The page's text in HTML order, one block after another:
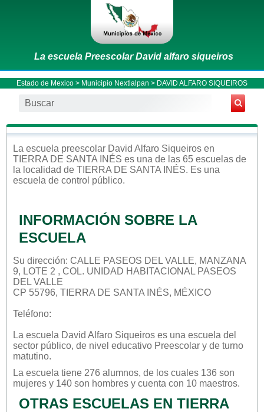
La escuela Preescolar David alfaro siqueiros
Estado de Mexico > Municipio Nextlalpan > DAVID ALFARO SIQUEIROS
La escuela preescolar David Alfaro Siqueiros en
TIERRA DE SANTA INÉS es una de las 65 escuelas de
la localidad de TIERRA DE SANTA INÉS. Es una
escuela de control público.
INFORMACIÓN SOBRE LA
ESCUELA
Su dirección: CALLE PASEOS DEL VALLE, MANZANA
9, LOTE 2 , COL. UNIDAD HABITACIONAL PASEOS
DEL VALLE
CP 55796, TIERRA DE SANTA INÉS, MÉXICO
Teléfono:
La escuela David Alfaro Siqueiros es una escuela del
sector público, de nivel educativo Preescolar y de turno
matutino.
La escuela tiene 276 alumnos, de los cuales 136 son
mujeres y 140 son hombres y cuenta con 10 maestros.
OTRAS ESCUELAS EN TIERRA